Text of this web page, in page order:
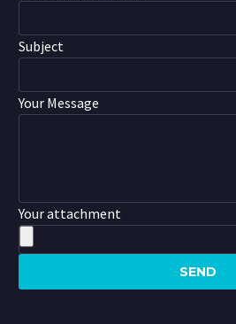
Subject
Your Message
Your attachment